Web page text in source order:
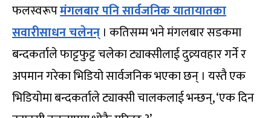
फलस्वरूपमंगलबार पनि सार्वजनिक यातायातका
सवारीसाधन चलेनन्। कतिसम्म भने मंगलबार सडकमा
बन्दकर्ताले फाट्टफुट्ट चलेका ट्याक्सीलाई दुव्र्यवहार गर्ने र
अपमान गरेका भिडियो सार्वजनिक भएका छन् । यस्तै एक
भिडियोमा बन्दकर्ताले ट्याक्सी चालकलाई भन्छन्, ‘एक दिन